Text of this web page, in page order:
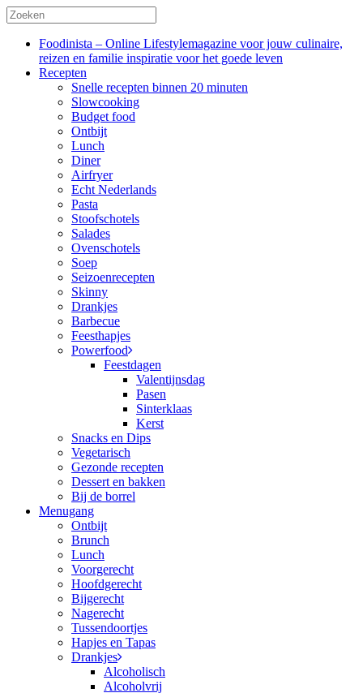
Foodinista – Online Lifestylemagazine voor jouw culinaire,
reizen en familie inspiratie voor het goede leven
Recepten
Snelle recepten binnen 20 minuten
Slowcooking
Budget food
Ontbijt
Lunch
Diner
Airfryer
Echt Nederlands
Pasta
Stoofschotels
Salades
Ovenschotels
Soep
Seizoenrecepten
Skinny
Drankjes
Barbecue
Feesthapjes
Powerfood
Feestdagen
Valentijnsdag
Pasen
Sinterklaas
Kerst
Snacks en Dips
Vegetarisch
Gezonde recepten
Dessert en bakken
Bij de borrel
Menugang
Ontbijt
Brunch
Lunch
Voorgerecht
Hoofdgerecht
Bijgerecht
Nagerecht
Tussendoortjes
Hapjes en Tapas
Drankjes
Alcoholisch
Alcoholvrij